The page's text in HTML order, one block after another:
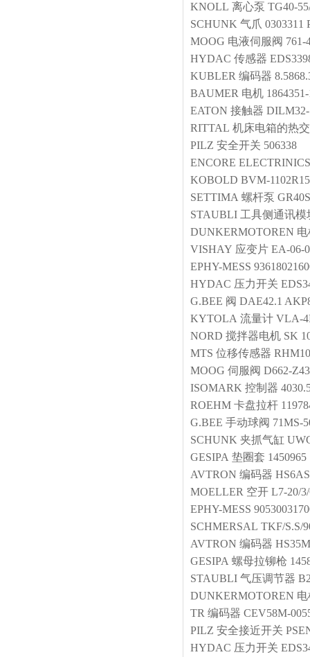
KNOLL 离心泵 TG40-
SCHUNK 气爪 0303311
MOOG 电液伺服阀 761-
HYDAC 传感器
KUBLER 编码器
BAUMER 电机
EATON 接触器
RITTAL 机床电箱的热
PILZ 安全开关 506338
ENCORE ELECTRINICS
KOBOLD BVM-
SETTIMA 螺杆泵
STAUBLI 工具侧通讯模
DUNKERMOTOREN
VISHAY 应变片 EA-06-
EPHY-MESS
HYDAC 压力开关
G.BEE 阀 DAE42.1
KYTOLA 流量计 VLA-
NORD 搅拌器电机 SK
MTS 位移传感器
MOOG 伺服阀 D662-
ISOMARK 控制器
ROEHM 卡盘拉杆
G.BEE 手动球阀 71MS-
SCHUNK 夹抓气缸
GESIPA 垫圈套 1450965
AVTRON 编码器
MOELLER 空开 L7-20/
EPHY-MESS
SCHMERSAL TKF/S.S/
AVTRON 编码器
GESIPA 螺母拉铆枪
STAUBLI 气压调节器
DUNKERMOTOREN
TR 编码器 CEV58M-
PILZ 安全接近开关
HYDAC 压力开关